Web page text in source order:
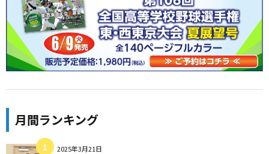
月間ランキング
2025年3月21日